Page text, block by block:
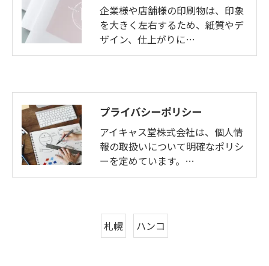
企業様や店舗様の印刷物は、印象
を大きく左右するため、紙質やデ
ザイン、仕上がりに…
プライバシーポリシー
アイキャス堂株式会社は、個人情
報の取扱いについて明確なポリシ
ーを定めています。…
札幌 ハンコ